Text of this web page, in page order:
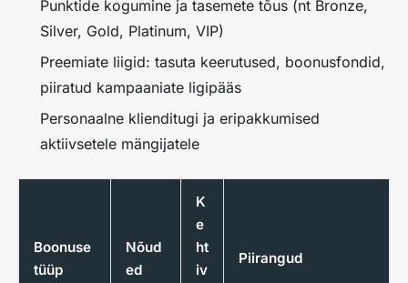
Punktide kogumine ja tasemete tõus (nt Bronze,
Silver, Gold, Platinum, VIP)
Preemiate liigid: tasuta keerutused, boonusfondid,
piiratud kampaaniate ligipääs
Personaalne klienditugi ja eripakkumised
aktiivsetele mängijatele
Boonuse
tüüp
Nõud
ed
K
e
ht
iv
Piirangud